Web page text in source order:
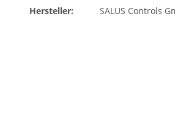
Hersteller:
SALUS Controls